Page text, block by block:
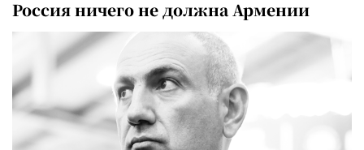
Россия ничего не должна Армении